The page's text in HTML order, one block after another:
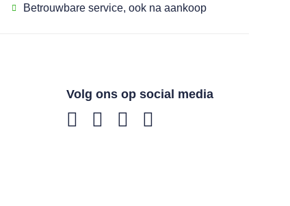
Betrouwbare service, ook na aankoop
Volg ons op social media